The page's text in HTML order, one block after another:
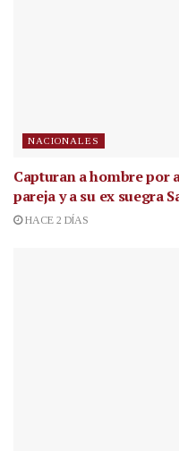
NACIONALES
Capturan a hombre por
pareja y a su ex suegra
HACE 2 DÍAS